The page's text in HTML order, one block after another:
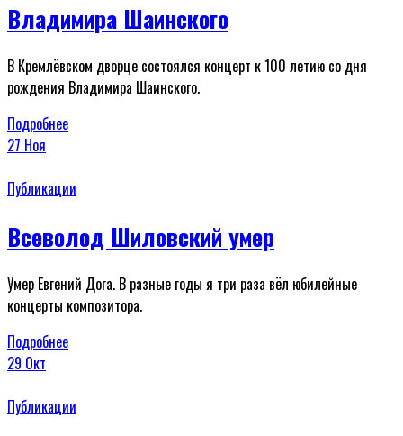
Владимира Шаинского
В Кремлёвском дворце состоялся концерт к 100 летию со дня
рождения Владимира Шаинского.
Подробнее
27 Ноя
Публикации
Всеволод Шиловский умер
Умер Евгений Дога. В разные годы я три раза вёл юбилейные
концерты композитора.
Подробнее
29 Окт
Публикации